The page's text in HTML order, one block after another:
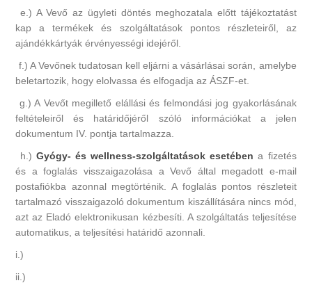
e.) A Vevő az ügyleti döntés meghozatala előtt tájékoztatást
kap a termékek és szolgáltatások pontos részleteiről, az
ajándékkártyák érvényességi idejéről.
f.) A Vevőnek tudatosan kell eljárni a vásárlásai során, amelybe
beletartozik, hogy elolvassa és elfogadja az ÁSZF-et.
g.) A Vevőt megillető elállási és felmondási jog gyakorlásának
feltételeiről és határidőjéről szóló információkat a jelen
dokumentum IV. pontja tartalmazza.
h.) Gyógy- és wellness-szolgáltatások esetében a fizetés
és a foglalás visszaigazolása a Vevő által megadott e-mail
postafiókba azonnal megtörténik. A foglalás pontos részleteit
tartalmazó visszaigazoló dokumentum kiszállítására nincs mód,
azt az Eladó elektronikusan kézbesíti. A szolgáltatás teljesítése
automatikus, a teljesítési határidő azonnali.
i.)
ii.)